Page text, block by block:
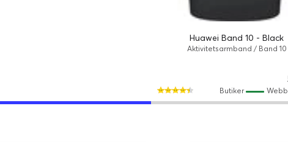
Huawei Band 10 - Black
Aktivitetsarmband / Band 10
Butiker